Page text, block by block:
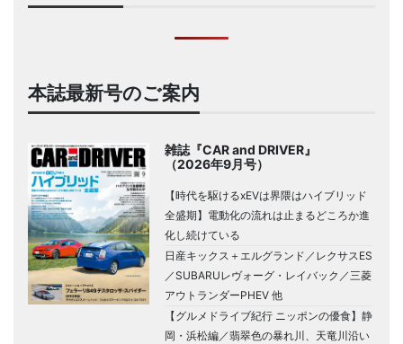
本誌最新号のご案内
雑誌『CAR and DRIVER』
（2026年9月号）
【時代を駆けるxEVは界隈はハイブリッド
全盛期】電動化の流れは止まるどころか進
化し続けている
日産キックス＋エルグランド／レクサスES
／SUBARUレヴォーグ・レイバック／三菱
アウトランダーPHEV 他
【グルメドライブ紀行 ニッポンの優食】静
岡・浜松編／翡翠色の暴れ川、天竜川沿い